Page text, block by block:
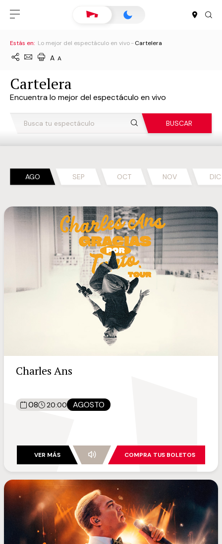
Estás en: Lo mejor del espectáculo en vivo Cartelera
A A
Cartelera
Encuentra lo mejor del espectáculo en vivo
BUSCAR
AGO SEP OCT NOV DIC
Charles Ans
08 20:00 AGOSTO
VER MÁS COMPRA TUS BOLETOS